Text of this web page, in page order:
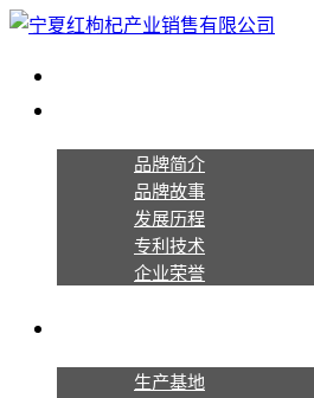
品牌简介
品牌故事
发展历程
专利技术
企业荣誉
生产基地